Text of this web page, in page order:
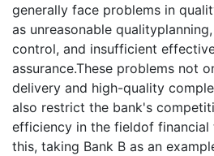
generally face problems in
as unreasonable
control, and insufficient
assurance.These problems not
delivery and high-quality
also restrict the bank's
efficiency in the fieldof financial
this, taking Bank B as an